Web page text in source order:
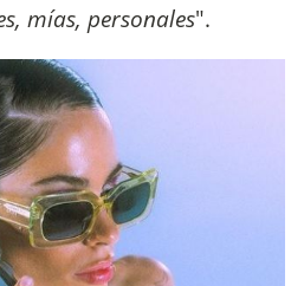
mías, personales".